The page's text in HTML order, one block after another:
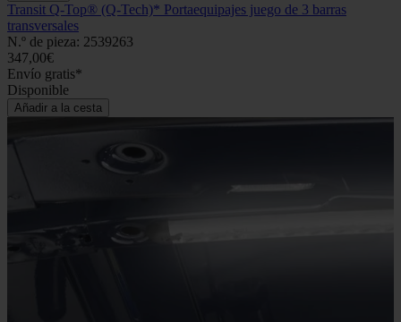
Transit Q-Top® (Q-Tech)* Portaequipajes juego de 3 barras
transversales
N.º de pieza: 2539263
347,00€
Envío gratis*
Disponible
Añadir a la cesta